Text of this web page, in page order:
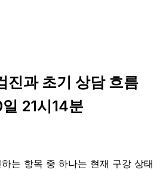
진과 초기 상담 흐름
21시14분
는 항목 중 하나는 현재 구강 상태